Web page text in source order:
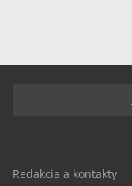
Redakcia a kontakty